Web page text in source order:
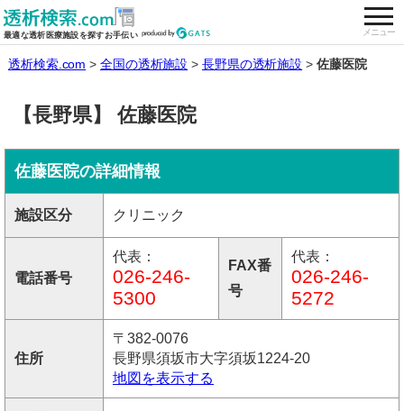
最適な透析医療施設を探すお手伝い メニュー
全国の透析施設を検索する
透析検索.com 全国の透析施設 長野県の透析施設 佐藤医院
【長野県】 佐藤医院
佐藤医院の詳細情報
施設区分 クリニック
電話番号
代表：
026-246-
5300
FAX番
号
代表：
026-246-
5272
住所
〒382-0076
長野県須坂市大字須坂1224-20
地図を表示する